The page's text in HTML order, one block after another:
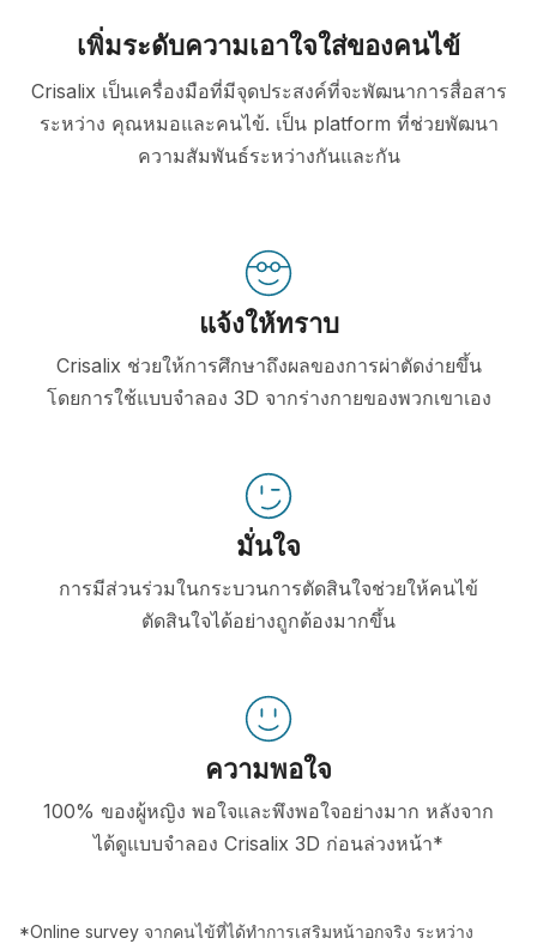
เพิ่มระดับความเอาใจใส่ของคนไข้
Crisalix เป็นเครื่องมือที่มีจุดประสงค์ที่จะพัฒนาการสื่อสาร
ระหว่าง คุณหมอและคนไข้. เป็น platform ที่ช่วยพัฒนา
ความสัมพันธ์ระหว่างกันและกัน
แจ้งให้ทราบ
Crisalix ช่วยให้การศึกษาถึงผลของการผ่าตัดง่ายขึ้น
โดยการใช้แบบจำลอง 3D จากร่างกายของพวกเขาเอง
มั่นใจ
การมีส่วนร่วมในกระบวนการตัดสินใจช่วยให้คนไข้
ตัดสินใจได้อย่างถูกต้องมากขึ้น
ความพอใจ
100% ของผู้หญิง พอใจและพึงพอใจอย่างมาก หลังจาก
ได้ดูแบบจำลอง Crisalix 3D ก่อนล่วงหน้า*
*Online survey จากคนไข้ที่ได้ทำการเสริมหน้าอกจริง ระหว่าง